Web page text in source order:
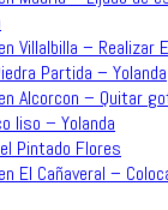
Villalbilla – Realizar
Partida – Yolanda
Alcorcon – Quitar
liso – Yolanda
Pintado Flores
El Cañaveral –